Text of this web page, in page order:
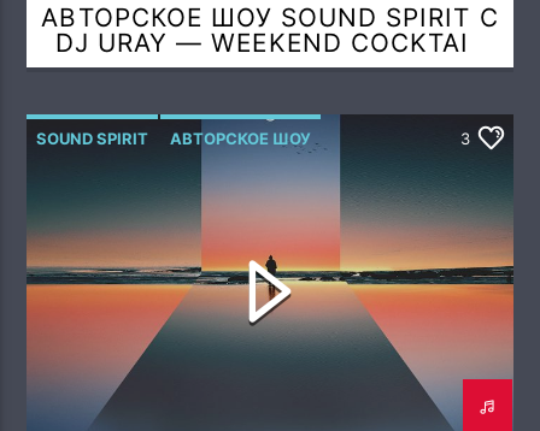
АВТОРСКОЕ ШОУ SOUND SPIRIT С
DJ URAY — WEEKEND COCKTAIL
(AIR SPIRIT MIX)
SOUND SPIRIT АВТОРСКОЕ ШОУ 3